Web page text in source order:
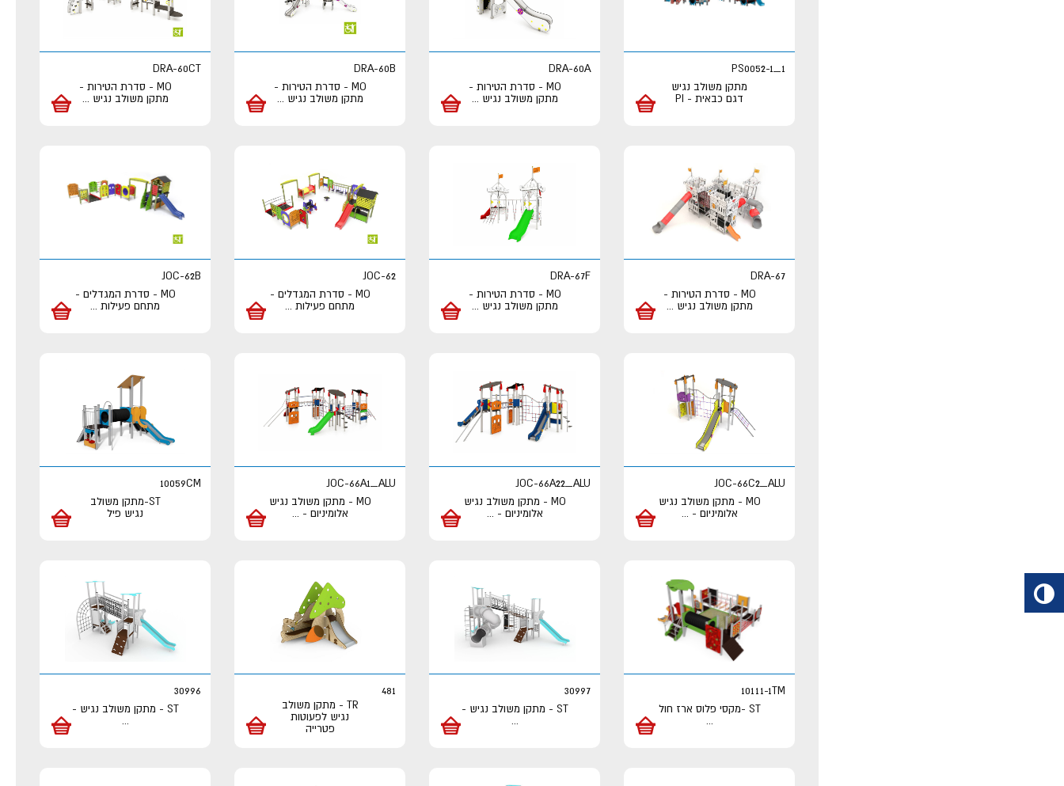
PS0052-1_1
מתקן משולב נגיש
דגם כבאית - PI
DRA-60A
MO - סדרת הטירות -
מתקן משולב נגיש
DRA-60B
MO - סדרת הטירות -
מתקן משולב נגיש
DRA-60CT
MO - סדרת הטירות -
מתקן משולב נגיש
DRA-67
MO - סדרת הטירות -
מתקן משולב נגיש
DRA-67F
MO - סדרת הטירות -
מתקן משולב נגיש
JOC-62
MO - סדרת המגדלים -
מתחם פעילות
JOC-62B
MO - סדרת המגדלים -
מתחם פעילות
JOC-66C2_ALU
MO - מתקן משולב נגיש
אלומיניום -
JOC-66A22_ALU
MO - מתקן משולב נגיש
אלומיניום -
JOC-66A1_ALU
MO - מתקן משולב נגיש
אלומיניום -
10059CM
ST-מתקן משולב
נגיש פיל
10111-1TM
ST -מקסי פלוס ארז חול
30997
ST - מתקן משולב נגיש -
481
TR - מתקן משולב
נגיש לפעוטות
פטרייה
30996
ST - מתקן משולב נגיש -